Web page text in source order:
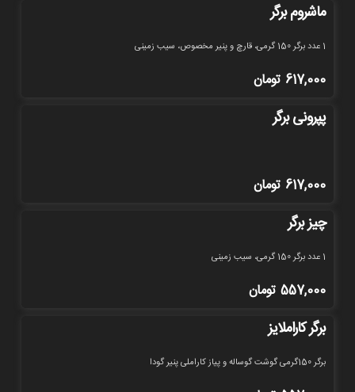
ماشروم برگر
1 عدد برگر 150 گرمی، قارچ و پنیر مخصوص، سیب زمینی
617,000 تومان
پپرونی برگر
617,000 تومان
چیز برگر
1 عدد برگر 150 گرمی، سیب زمینی
557,000 تومان
برگر کاراملایز
برگر 150گرمی گوشت گوساله و پیاز کاراملی پنیر گودا